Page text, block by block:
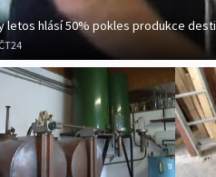
letos hlásí 50% pokles produkce
ČT24